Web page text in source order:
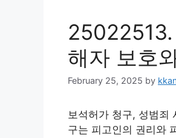
해자 보호
February 25, 2025 by
보석허가 청구, 성범죄
구는 피고인의 권리와